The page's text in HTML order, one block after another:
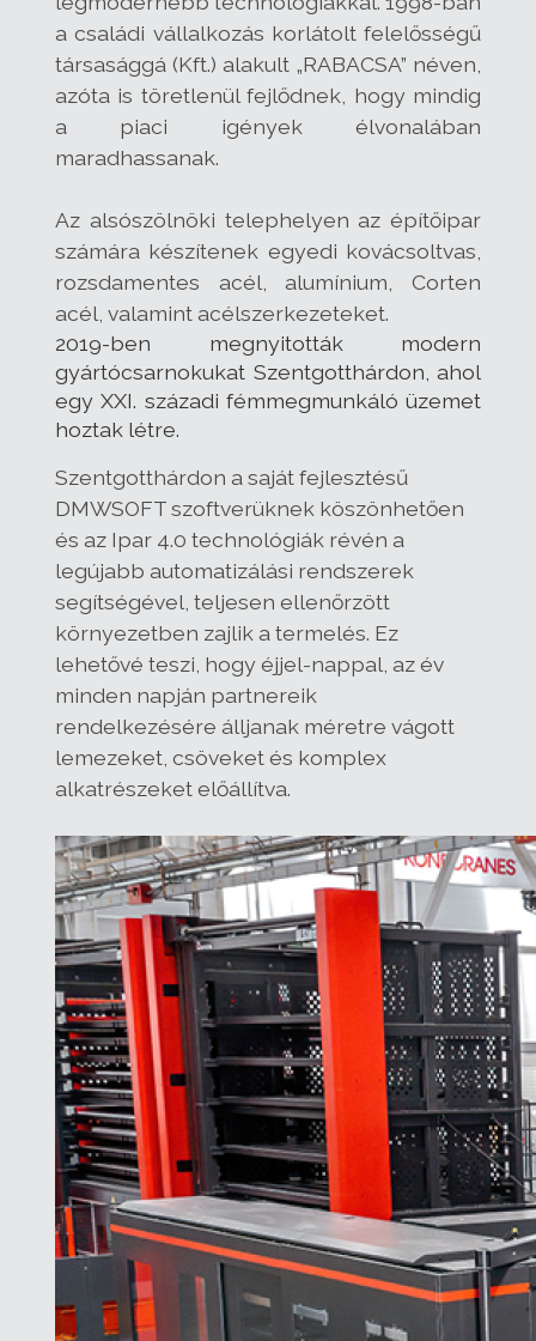
a családi vállalkozás korlátolt felelősségű
társasággá (Kft.) alakult „RABACSA” néven,
azóta is töretlenül fejlődnek, hogy mindig
a piaci igények élvonalában
maradhassanak.
Az alsószölnöki telephelyen az építőipar
számára készítenek egyedi kovácsoltvas,
rozsdamentes acél, alumínium, Corten
acél, valamint acélszerkezeteket.
2019-ben megnyitották modern
gyártócsarnokukat Szentgotthárdon, ahol
egy XXI. századi fémmegmunkáló üzemet
hoztak létre.
Szentgotthárdon a saját fejlesztésű
DMWSOFT szoftverüknek köszönhetően
és az Ipar 4.0 technológiák révén a
legújabb automatizálási rendszerek
segítségével, teljesen ellenőrzött
környezetben zajlik a termelés. Ez
lehetővé teszi, hogy éjjel-nappal, az év
minden napján partnereik
rendelkezésére álljanak méretre vágott
lemezeket, csöveket és komplex
alkatrészeket előállítva.